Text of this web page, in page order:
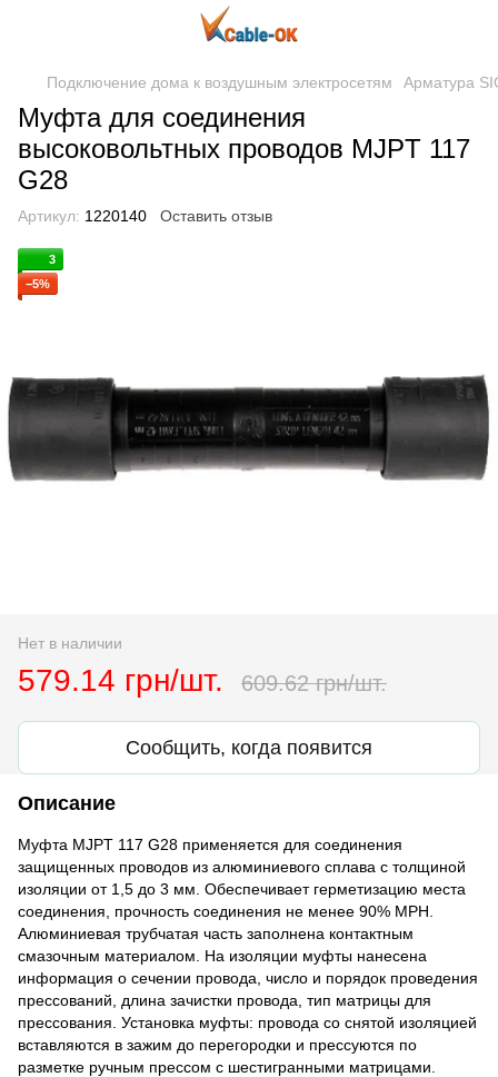
Подключение дома к воздушным электросетям Арматура
Муфта для соединения
высоковольтных проводов MJPT 117
G28
Артикул: 1220140 Оставить отзыв
3
−5%
Нет в наличии
579.14 грн/шт. 609.62 грн/шт.
Сообщить, когда появится
Описание
Муфта MJPT 117 G28 применяется для соединения
защищенных проводов из алюминиевого сплава с толщиной
изоляции от 1,5 до 3 мм. Обеспечивает герметизацию места
соединения, прочность соединения не менее 90% МРН.
Алюминиевая трубчатая часть заполнена контактным
смазочным материалом. На изоляции муфты нанесена
информация о сечении провода, число и порядок проведения
прессований, длина зачистки провода, тип матрицы для
прессования. Установка муфты: провода со снятой изоляцией
вставляются в зажим до перегородки и прессуются по
разметке ручным прессом с шестигранными матрицами.